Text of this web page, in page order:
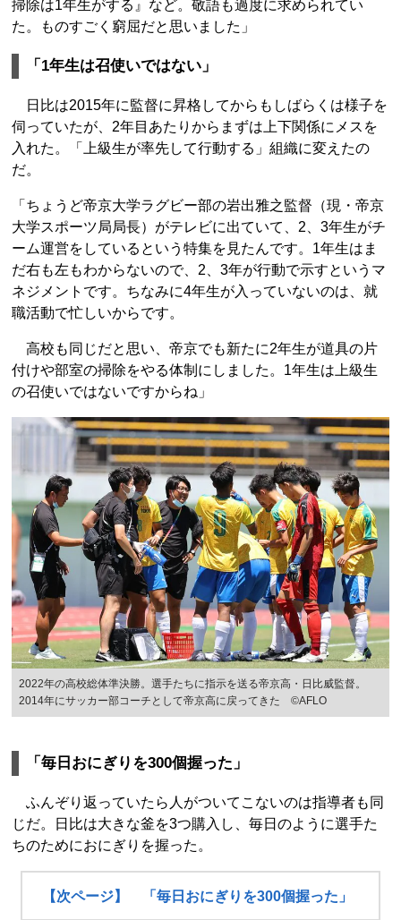
掃除は1年生がする』など。敬語も過度に求められてい
た。ものすごく窮屈だと思いました」
「1年生は召使いではない」
日比は2015年に監督に昇格してからもしばらくは様子を
伺っていたが、2年目あたりからまずは上下関係にメスを
入れた。「上級生が率先して行動する」組織に変えたの
だ。
「ちょうど帝京大学ラグビー部の岩出雅之監督（現・帝京
大学スポーツ局局長）がテレビに出ていて、2、3年生がチ
ーム運営をしているという特集を見たんです。1年生はま
だ右も左もわからないので、2、3年が行動で示すというマ
ネジメントです。ちなみに4年生が入っていないのは、就
職活動で忙しいからです。
高校も同じだと思い、帝京でも新たに2年生が道具の片
付けや部室の掃除をやる体制にしました。1年生は上級生
の召使いではないですからね」
2022年の高校総体準決勝。選手たちに指示を送る帝京高・日比威監督。
2014年にサッカー部コーチとして帝京高に戻ってきた ©AFLO
「毎日おにぎりを300個握った」
ふんぞり返っていたら人がついてこないのは指導者も同
じだ。日比は大きな釜を3つ購入し、毎日のように選手た
ちのためにおにぎりを握った。
【次ページ】 「毎日おにぎりを300個握った」